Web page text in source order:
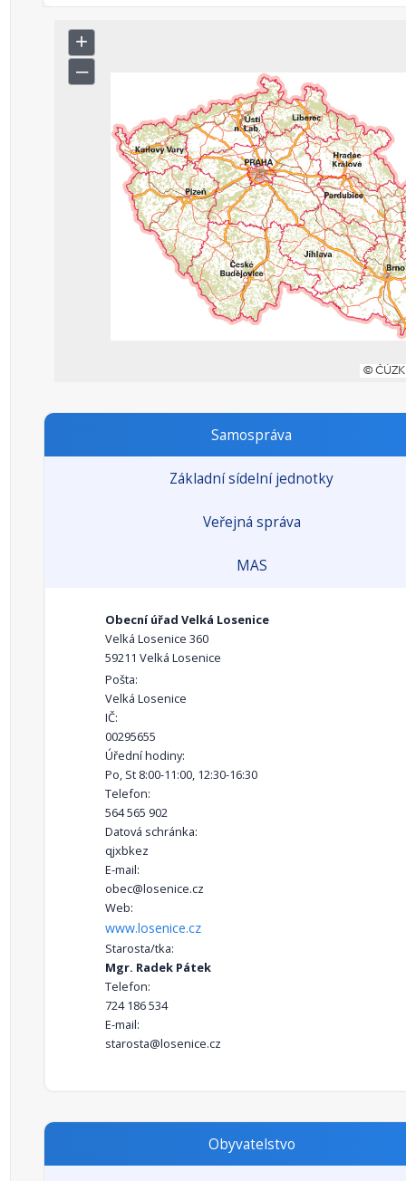
Samospráva
Základní sídelní jednotky
Veřejná správa
MAS
Obecní úřad Velká Losenice
Velká Losenice 360
59211 Velká Losenice
Pošta:
Velká Losenice
IČ:
00295655
Úřední hodiny:
Po, St 8:00-11:00, 12:30-16:30
Telefon:
564 565 902
Datová schránka:
qjxbkez
E-mail:
obec@losenice.cz
Web:
www.losenice.cz
Starosta/tka:
Mgr. Radek Pátek
Telefon:
724 186 534
E-mail:
starosta@losenice.cz
Obyvatelstvo